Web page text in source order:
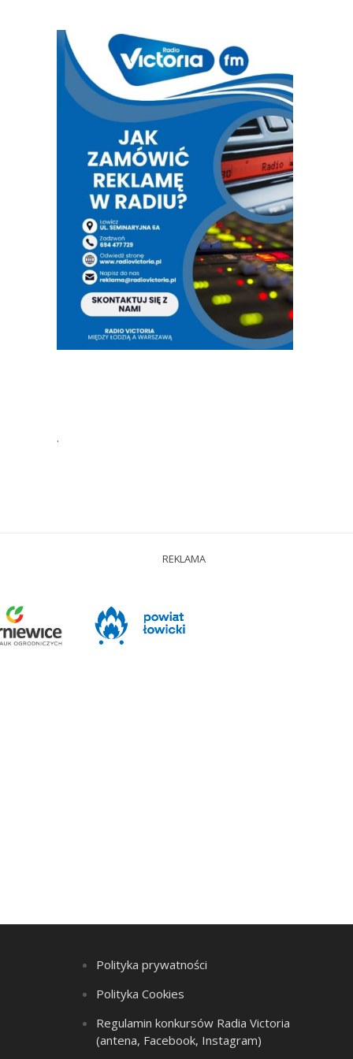
.
REKLAMA
Polityka prywatności
Polityka Cookies
Regulamin konkursów Radia Victoria
(antena, Facebook, Instagram)